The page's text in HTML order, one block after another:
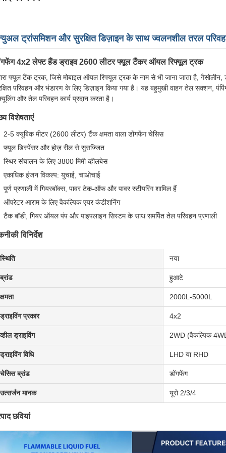
ट्रांसमिशन और सुरक्षित डिज़ाइन के साथ ज्वलनशील तरल
4x2 लेफ्ट हैंड ड्राइव 2600 लीटर फ्यूल टैंकर ऑयल रिफ्यूल ट्रक
फ्यूल टैंक ट्रक, जिसे मोबाइल ऑयल रिफ्यूल ट्रक के नाम से भी जाना जाता है,
परिवहन और भंडारण के लिए डिज़ाइन किया गया है। यह बहुमुखी वाहन तेल सक्शन,
और तेल परिवहन कार्य प्रदान करता है।
विशेषताएं
2-5 क्यूबिक मीटर (2600 लीटर) टैंक क्षमता वाला डोंगफेंग चेसिस
फ्यूल डिस्पेंसर और होज़ रील से सुसज्जित
स्थिर संचालन के लिए 3800 मिमी व्हीलबेस
एकाधिक इंजन विकल्प: युचाई, चाओचाई
पूर्ण प्रणाली में गियरबॉक्स, पावर टेक-ऑफ और पावर स्टीयरिंग शामिल हैं
ऑपरेटर आराम के लिए वैकल्पिक एयर कंडीशनिंग
टैंक बॉडी, गियर ऑयल पंप और पाइपलाइन सिस्टम के साथ समर्पित तेल परिवहन प्रणाली
विनिर्देश
स्थिति नया
ब्रांड हुआटे
क्षमता 2000L-5000L
ड्राइविंग प्रकार 4x2
व्हील ड्राइविंग 2WD (वैकल्पिक
ड्राइविंग विधि LHD या RHD
चेसिस ब्रांड डोंगफेंग
उत्सर्जन मानक यूरो 2/3/4
छवियां